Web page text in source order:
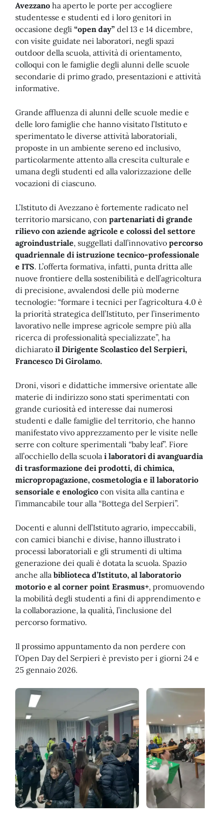
Avezzano ha aperto le porte per accogliere
studentesse e studenti ed i loro genitori in
occasione degli “open day” del 13 e 14 dicembre,
con visite guidate nei laboratori, negli spazi
outdoor della scuola, attività di orientamento,
colloqui con le famiglie degli alunni delle scuole
secondarie di primo grado, presentazioni e attività
informative.
Grande affluenza di alunni delle scuole medie e
delle loro famiglie che hanno visitato l’Istituto e
sperimentato le diverse attività laboratoriali,
proposte in un ambiente sereno ed inclusivo,
particolarmente attento alla crescita culturale e
umana degli studenti ed alla valorizzazione delle
vocazioni di ciascuno.
L’Istituto di Avezzano è fortemente radicato nel
territorio marsicano, con partenariati di grande
rilievo con aziende agricole e colossi del settore
agroindustriale, suggellati dall’innovativo percorso
quadriennale di istruzione tecnico-professionale
e ITS. L’offerta formativa, infatti, punta dritta alle
nuove frontiere della sostenibilità e dell’agricoltura
di precisione, avvalendosi delle più moderne
tecnologie: “formare i tecnici per l’agricoltura 4.0 è
la priorità strategica dell’Istituto, per l’inserimento
lavorativo nelle imprese agricole sempre più alla
ricerca di professionalità specializzate”, ha
dichiarato il Dirigente Scolastico del Serpieri,
Francesco Di Girolamo.
Droni, visori e didattiche immersive orientate alle
materie di indirizzo sono stati sperimentati con
grande curiosità ed interesse dai numerosi
studenti e dalle famiglie del territorio, che hanno
manifestato vivo apprezzamento per le visite nelle
serre con colture sperimentali “baby leaf”. Fiore
all’occhiello della scuola i laboratori di avanguardia
di trasformazione dei prodotti, di chimica,
micropropagazione, cosmetologia e il laboratorio
sensoriale e enologico con visita alla cantina e
l’immancabile tour alla “Bottega del Serpieri”.
Docenti e alunni dell’Istituto agrario, impeccabili,
con camici bianchi e divise, hanno illustrato i
processi laboratoriali e gli strumenti di ultima
generazione dei quali è dotata la scuola. Spazio
anche alla biblioteca d’Istituto, al laboratorio
motorio e al corner point Erasmus+, promuovendo
la mobilità degli studenti a fini di apprendimento e
la collaborazione, la qualità, l’inclusione del
percorso formativo.
Il prossimo appuntamento da non perdere con
l’Open Day del Serpieri è previsto per i giorni 24 e
25 gennaio 2026.